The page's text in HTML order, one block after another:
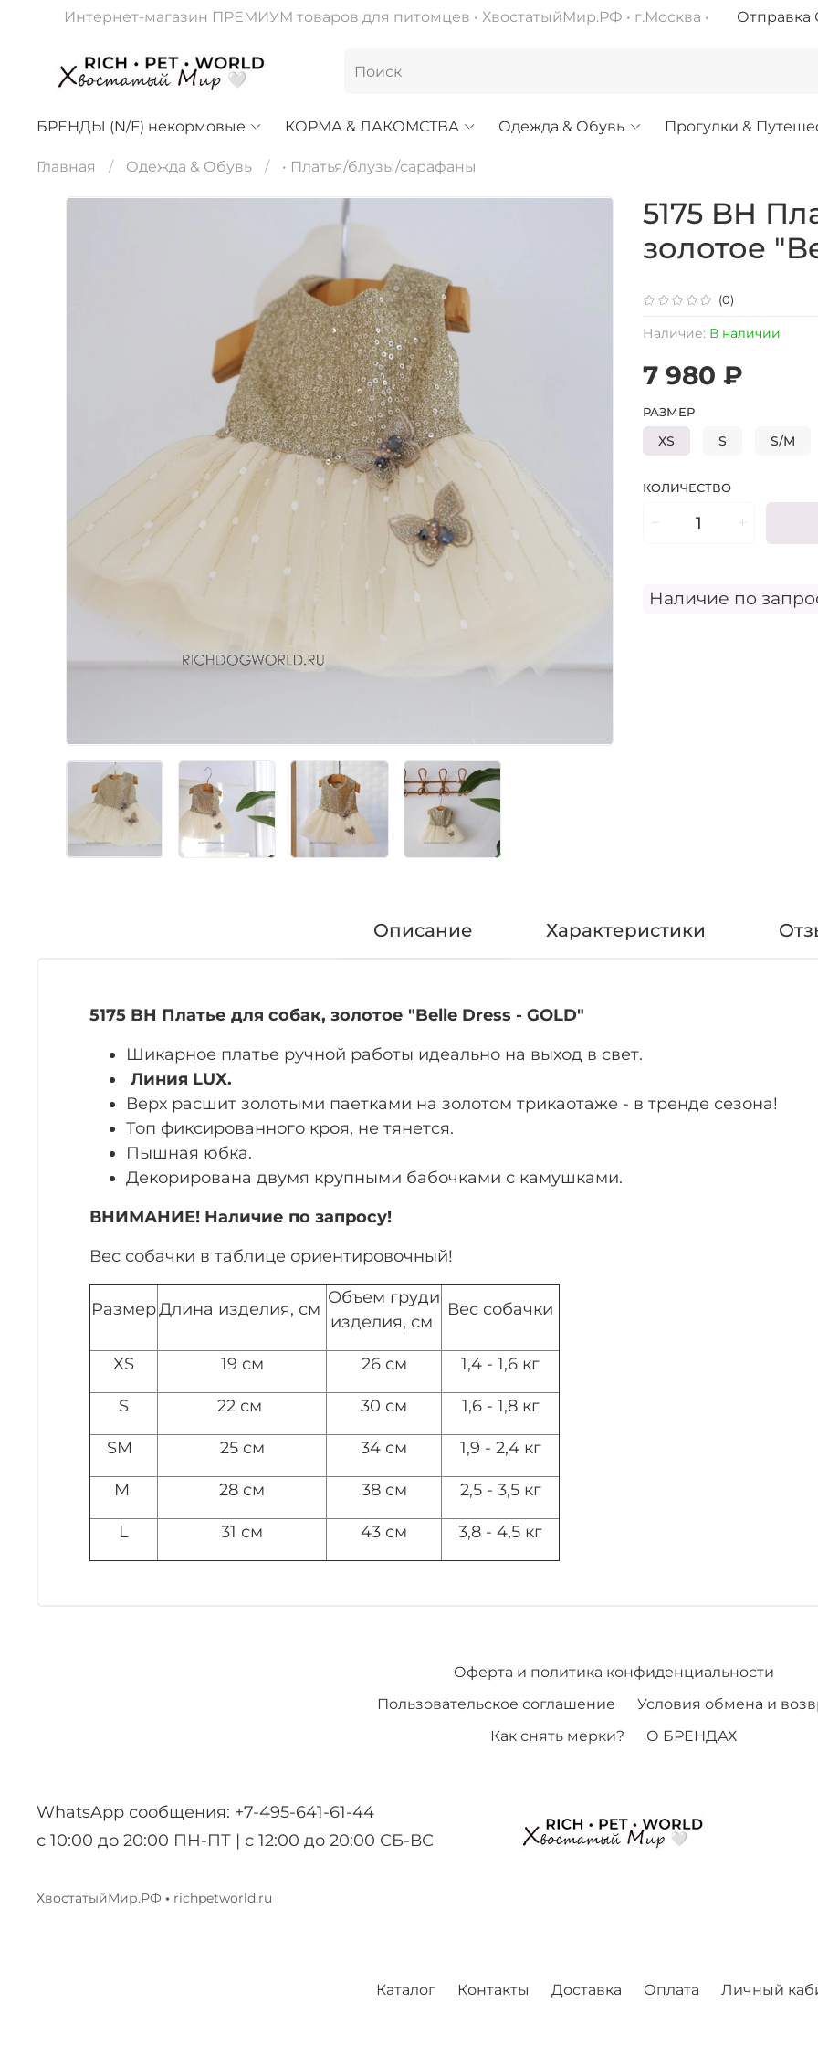
Интернет-магазин ПРЕМИУМ товаров для питомцев • ХвостатыйМир.РФ • г.Москва • Отправка
БРЕНДЫ (N/F) некормовые КОРМА & ЛАКОМСТВА Одежда & Обувь Прогулки &
Главная Одежда & Обувь • Платья/блузы/сарафаны
(0)
Наличие: В наличии
Наличие по
5175 BH
золотое
7 980 ₽
КОЛИЧЕСТВО
РАЗМЕР
XS S S/M
Описание Характеристики
5175 BH Платье для собак, золотое "Belle Dress - GOLD"
Шикарное платье ручной работы идеально на выход в свет.
Линия LUX.
Верх расшит золотыми паетками на золотом трикаотаже - в тренде сезона!
Топ фиксированного кроя, не тянется.
Пышная юбка.
Декорирована двумя крупными бабочками с камушками.
ВНИМАНИЕ! Наличие по запросу!
Вес собачки в таблице ориентировочный!
РазмерДлина изделия, см
Объем груди
изделия, см
Вес собачки
XS 19 см 26 см 1,4 - 1,6 кг
S 22 см 30 см 1,6 - 1,8 кг
SM 25 см 34 см 1,9 - 2,4 кг
M 28 см 38 см 2,5 - 3,5 кг
L 31 см 43 см 3,8 - 4,5 кг
Оферта и политика конфиденциальности
Пользовательское соглашение
Условия обмена и
Как снять мерки?
О БРЕНДАХ
WhatsApp сообщения: +7-495-641-61-44
с 10:00 до 20:00 ПН-ПТ | с 12:00 до 20:00 СБ-ВС
ХвостатыйМир.РФ • richpetworld.ru
Каталог Контакты Доставка Оплата Личный